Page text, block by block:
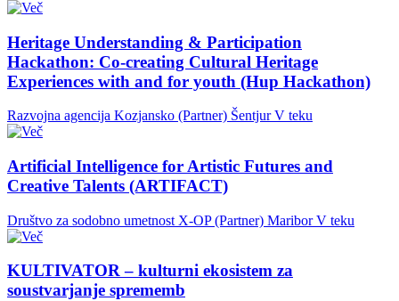
Heritage Understanding & Participation
Hackathon: Co-creating Cultural Heritage
Experiences with and for youth (Hup Hackathon)
Razvojna agencija Kozjansko (Partner) Šentjur V teku
Artificial Intelligence for Artistic Futures and
Creative Talents (ARTIFACT)
Društvo za sodobno umetnost X-OP (Partner) Maribor V teku
KULTIVATOR – kulturni ekosistem za
soustvarjanje sprememb